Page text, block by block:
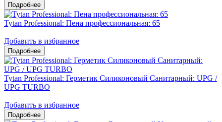
Tytan Professional: Пена профессиональная: 65
Добавить в избранное
Tytan Professional: Герметик Силиконовый Санитарный: UPG /
UPG TURBO
Добавить в избранное